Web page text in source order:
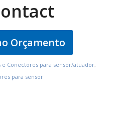
Orçamento
e Conectores para sensor/atuador,
para sensor